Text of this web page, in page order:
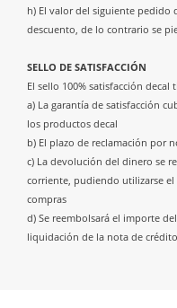
h) El valor del siguiente pedido
descuento, de lo contrario se
SELLO DE SATISFACCIÓN
El sello 100% satisfacción
a) La garantía de satisfacción
los productos decal
b) El plazo de reclamación por
c) La devolución del dinero se
corriente, pudiendo utilizarse
compras
d) Se reembolsará el importe
liquidación de la nota de crédito